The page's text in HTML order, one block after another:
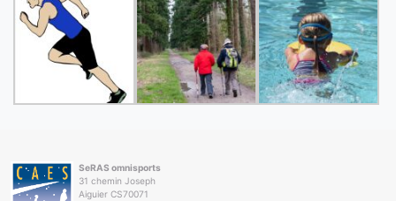
SeRAS omnisports
31 chemin Joseph
Aiguier CS70071